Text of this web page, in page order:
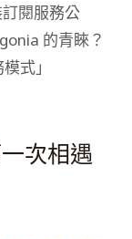
閱服務公
的青睞？
式」
次相遇